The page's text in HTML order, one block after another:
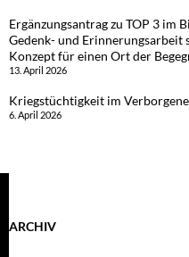
Ergänzungsantrag zu TOP 3 im
Gedenk- und
Konzept für einen Ort der
13. April 2026
Kriegstüchtigkeit im
6. April 2026
ARCHIV